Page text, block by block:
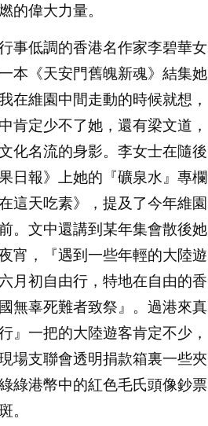
的偉大力量。
低調的香港名作家李碧華女
本《天安門舊魄新魂》結集她
在維園中間走動的時候就想，
肯定少不了她，還有梁文道，
化名流的身影。李女士在隨後
日報》上她的『礦泉水』專欄
這天吃素》，提及了今年維園
。文中還講到某年集會散後她
宵，『遇到一些年輕的大陸遊
月初自由行，特地在自由的香
無辜死難者致祭』。過港來真
』一把的大陸遊客肯定不少，
場支聯會透明捐款箱裏一些夾
綠港幣中的紅色毛氏頭像鈔票
。